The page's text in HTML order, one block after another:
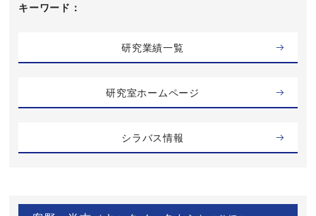
キーワード
研究業績一覧
研究室ホームページ
シラバス情報